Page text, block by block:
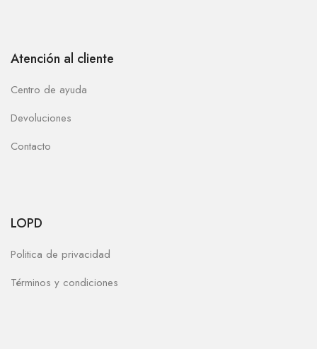
Atención al cliente
Centro de ayuda
Devoluciones
Contacto
LOPD
Politica de privacidad
Términos y condiciones